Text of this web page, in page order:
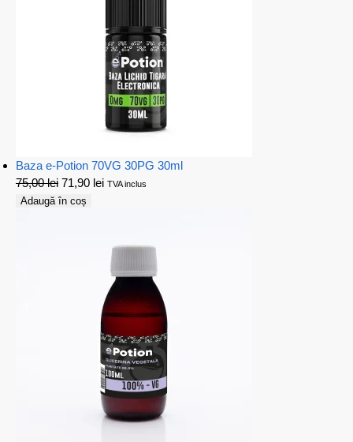
Baza e-Potion 70VG 30PG 30ml
75,00lei 71,90 lei TVA inclus
Adaugă în coș